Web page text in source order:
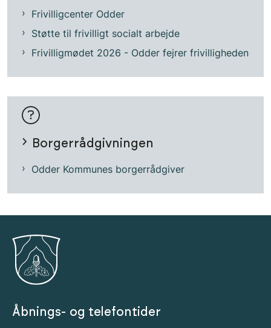
Frivilligcenter Odder
Støtte til frivilligt socialt arbejde
Frivilligmødet 2026 - Odder fejrer frivilligheden
Borgerrådgivningen
Odder Kommunes borgerrådgiver
Åbnings- og telefontider